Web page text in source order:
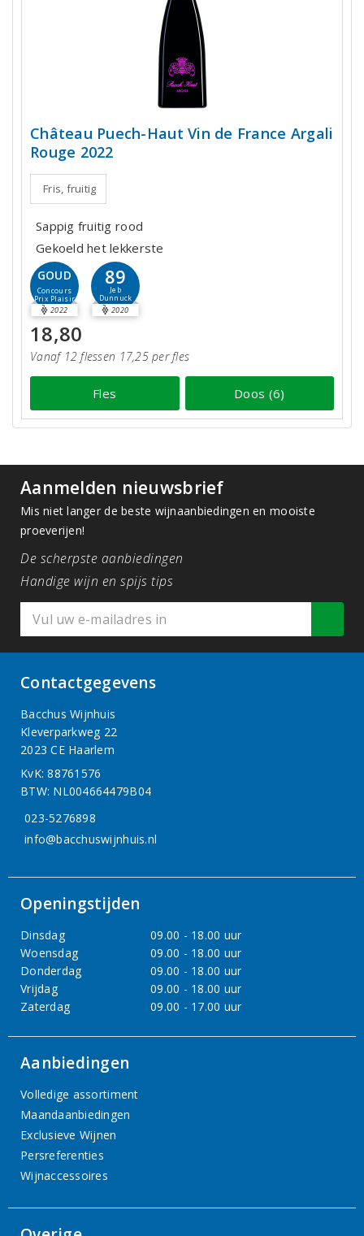
Château Puech-Haut Vin de France Argali
Rouge 2022
Fris, fruitig
Sappig fruitig rood
Gekoeld het lekkerste
GOUD
Concours
Prix Plaisir
2022
89
Jeb
Dunnuck
2020
18,80
Vanaf 12 flessen 17,25 per fles
Fles Doos (6)
Aanmelden nieuwsbrief
Mis niet langer de beste wijnaanbiedingen en mooiste
proeverijen!
De scherpste aanbiedingen
Handige wijn en spijs tips
Contactgegevens
Bacchus Wijnhuis
Kleverparkweg 22
2023 CE Haarlem
KvK: 88761576
BTW: NL004664479B04
023-5276898
info@bacchuswijnhuis.nl
Openingstijden
Dinsdag
09.00 - 18.00 uur
Woensdag
09.00 - 18.00 uur
Donderdag
09.00 - 18.00 uur
Vrijdag
09.00 - 18.00 uur
Zaterdag
09.00 - 17.00 uur
Aanbiedingen
Volledige assortiment
Maandaanbiedingen
Exclusieve Wijnen
Persreferenties
Wijnaccessoires